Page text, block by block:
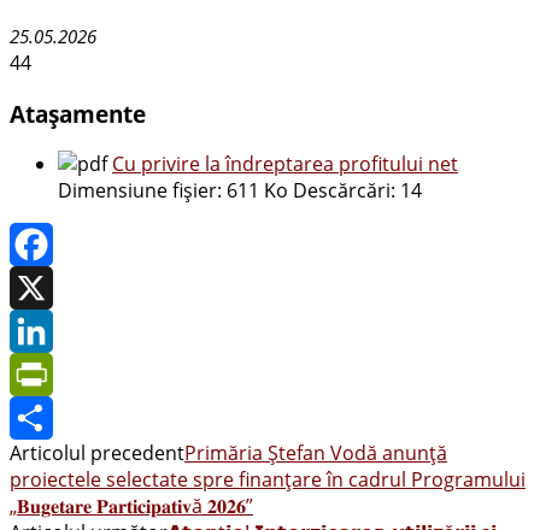
25.05.2026
44
Atașamente
Cu privire la îndreptarea profitului net
Dimensiune fișier: 611 Ko Descărcări: 14
Facebook
X
LinkedIn
PrintFriendly
Share
Articolul precedentPrimăria Ștefan Vodă anunță
proiectele selectate spre finanțare în cadrul Programului
„𝐁𝐮𝐠𝐞𝐭𝐚𝐫𝐞 𝐏𝐚𝐫𝐭𝐢𝐜𝐢𝐩𝐚𝐭𝐢𝐯ă 𝟐𝟎𝟐𝟔”